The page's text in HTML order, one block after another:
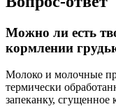
Можно ли есть
кормлении
Молоко и молочные
термически
запеканку, сгущенное